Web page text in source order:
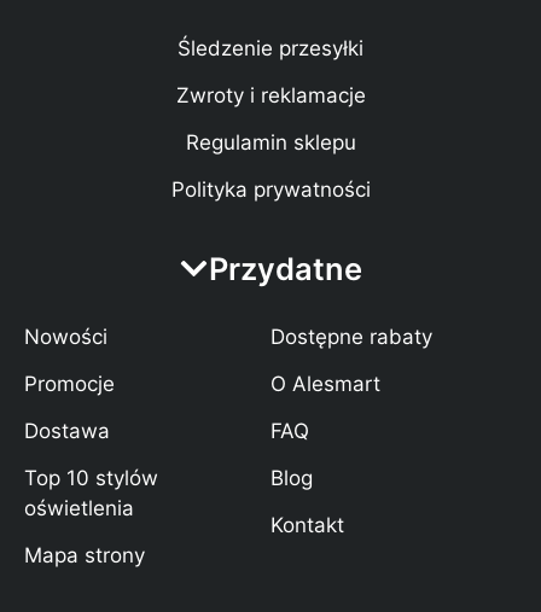
Śledzenie przesyłki
Zwroty i reklamacje
Regulamin sklepu
Polityka prywatności
Przydatne
Nowości
Promocje
Dostawa
Top 10 stylów
oświetlenia
Mapa strony
Dostępne rabaty
O Alesmart
FAQ
Blog
Kontakt